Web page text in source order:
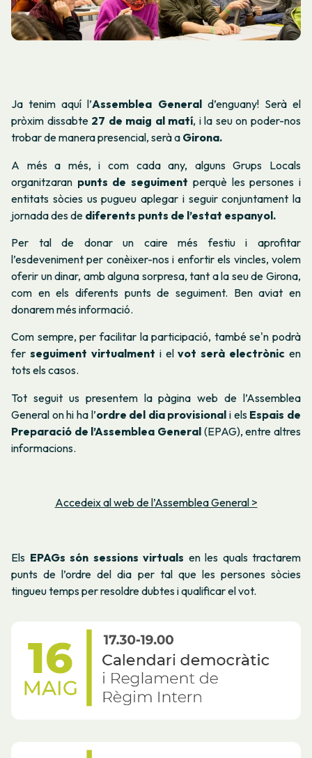
Ja tenim aquí l’Assemblea Generald’enguany! Serà el
pròxim dissabte27 de maig al matí, i la seu on poder-nos
trobar de manera presencial, serà a Girona.
A més a més, i com cada any, alguns Grups Locals
organitzaran punts de seguiment perquè les persones i
entitats sòcies us pugueu aplegar i seguir conjuntament la
jornada des de diferents punts de l’estat espanyol.
Per tal de donar un caire més festiu i aprofitar
l’esdeveniment per conèixer-nos i enfortir els vincles, volem
oferir un dinar, amb alguna sorpresa, tant a la seu de Girona,
com en els diferents punts de seguiment. Ben aviat en
donarem més informació.
Com sempre, per facilitar la participació, també se'n podrà
fer seguiment virtualment i elvot serà electrònic en
tots els casos.
Tot seguit us presentem la pàgina web de l’Assemblea
General on hi ha l’ordre del dia provisional i els Espais de
Preparació de l’Assemblea General (EPAG), entre altres
informacions.
Accedeix al web de l’Assemblea General >
Els EPAGs són sessions virtuals en les quals tractarem
punts de l’ordre del dia per tal que les persones sòcies
tingueu temps per resoldre dubtes i qualificar el vot.